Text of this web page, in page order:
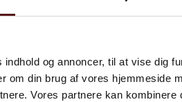
og annoncer, til at vise dig
om din brug af vores hjemmeside
Vores partnere kan